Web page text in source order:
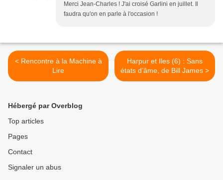
Merci Jean-Charles ! J'ai croisé Garlini en juillet. Il
faudra qu'on en parle à l'occasion !
< Rencontre à la Machine à
Lire
Harpur et Iles (6) : Sans
états d’âme, de Bill James >
Hébergé par Overblog
Top articles
Pages
Contact
Signaler un abus